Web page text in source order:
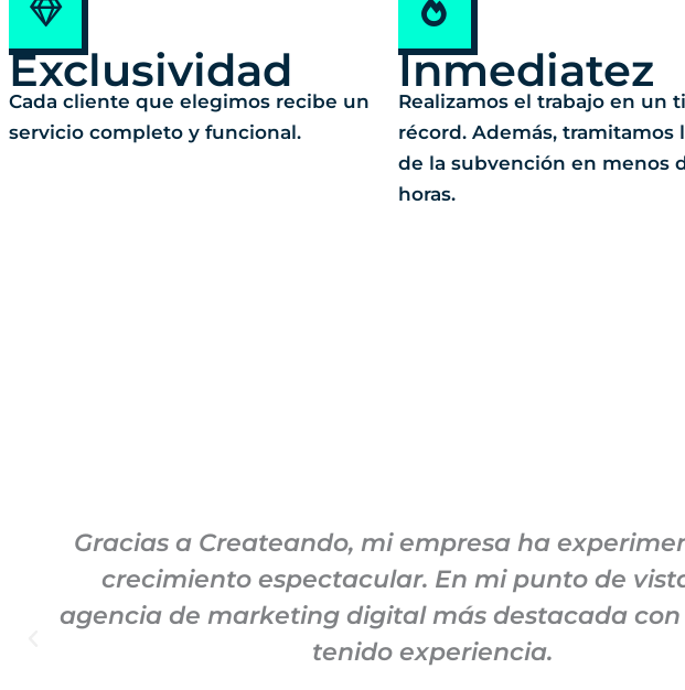
Exclusividad
Cada cliente que elegimos recibe un
servicio completo y funcional.
Inmediatez
Realizamos el trabajo en un
récord. Además, tramitamos
de la subvención en menos
horas.
Gracias a Createando, mi empresa ha
crecimiento espectacular. En mi punto de
agencia de marketing digital más destacada con
tenido experiencia.